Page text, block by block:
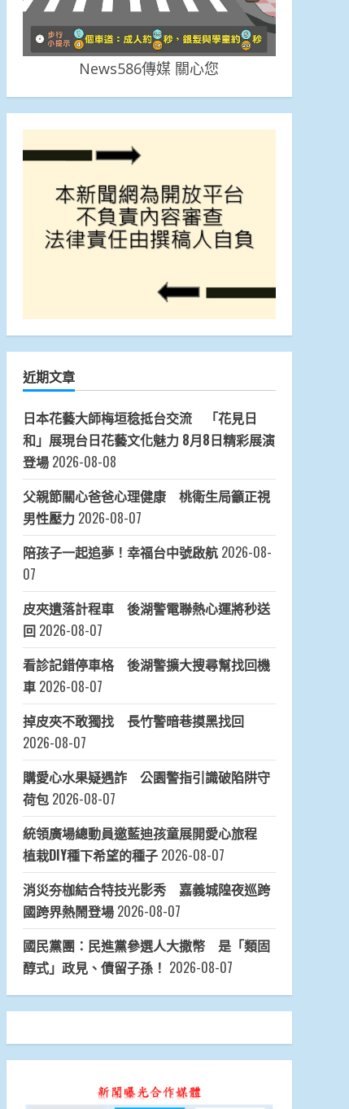
News586傳媒 關心您
近期文章
日本花藝大師梅垣稔抵台交流 「花見日
和」展現台日花藝文化魅力 8月8日精彩展演
登場 2026-08-08
父親節關心爸爸心理健康 桃衛生局籲正視
男性壓力 2026-08-07
陪孩子一起追夢！幸福台中號啟航 2026-08-
07
皮夾遺落計程車 後湖警電聯熱心運將秒送
回 2026-08-07
看診記錯停車格 後湖警擴大搜尋幫找回機
車 2026-08-07
掉皮夾不敢獨找 長竹警暗巷摸黑找回
2026-08-07
購愛心水果疑遇詐 公園警指引識破陷阱守
荷包 2026-08-07
統領廣場總動員邀藍迪孩童展開愛心旅程
植栽DIY種下希望的種子 2026-08-07
消災夯枷結合特技光影秀 嘉義城隍夜巡跨
國跨界熱鬧登場 2026-08-07
國民黨團：民進黨參選人大撒幣 是「類固
醇式」政見、債留子孫！ 2026-08-07